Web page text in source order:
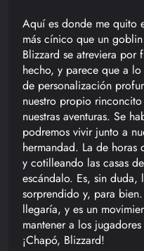
Aquí es donde me quito
más cínico que un
Blizzard se atreviera por
hecho, y parece que a lo
de personalización
nuestro propio
nuestras aventuras. Se
podremos vivir junto a
hermandad. La de horas
y cotilleando las casas
escándalo. Es, sin duda,
sorprendido y, para
llegaría, y es un
mantener a los
¡Chapó, Blizzard!